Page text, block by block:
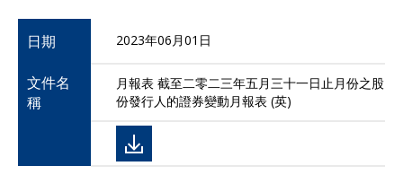
日期 2023年06月01日
文件名
稱
月報表 截至二零二三年五月三十一日止月份之股
份發行人的證券變動月報表 (英)